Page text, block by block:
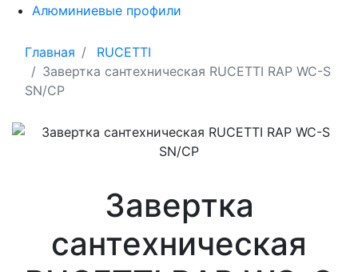
Алюминиевые профили
Главная
RUCETTI
Завертка сантехническая RUCETTI RAP WC-S
SN/CP
Завертка
сантехническая